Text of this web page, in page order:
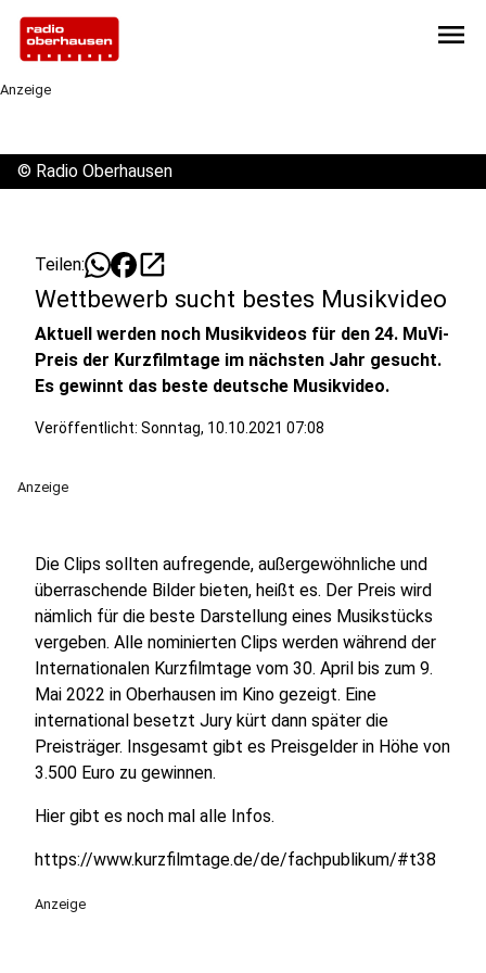
menu
Anzeige
© Radio Oberhausen
Teilen: open_in_new
Wettbewerb sucht bestes Musikvideo
Aktuell werden noch Musikvideos für den 24. MuVi-
Preis der Kurzfilmtage im nächsten Jahr gesucht.
Es gewinnt das beste deutsche Musikvideo.
Veröffentlicht: Sonntag, 10.10.2021 07:08
Anzeige
Die Clips sollten aufregende, außergewöhnliche und
überraschende Bilder bieten, heißt es. Der Preis wird
nämlich für die beste Darstellung eines Musikstücks
vergeben. Alle nominierten Clips werden während der
Internationalen Kurzfilmtage vom 30. April bis zum 9.
Mai 2022 in Oberhausen im Kino gezeigt. Eine
international besetzt Jury kürt dann später die
Preisträger. Insgesamt gibt es Preisgelder in Höhe von
3.500 Euro zu gewinnen.
Hier gibt es noch mal alle Infos.
https://www.kurzfilmtage.de/de/fachpublikum/#t38
Anzeige